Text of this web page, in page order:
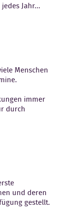
Jahr...
Menschen
immer
durch
und deren
gestellt.